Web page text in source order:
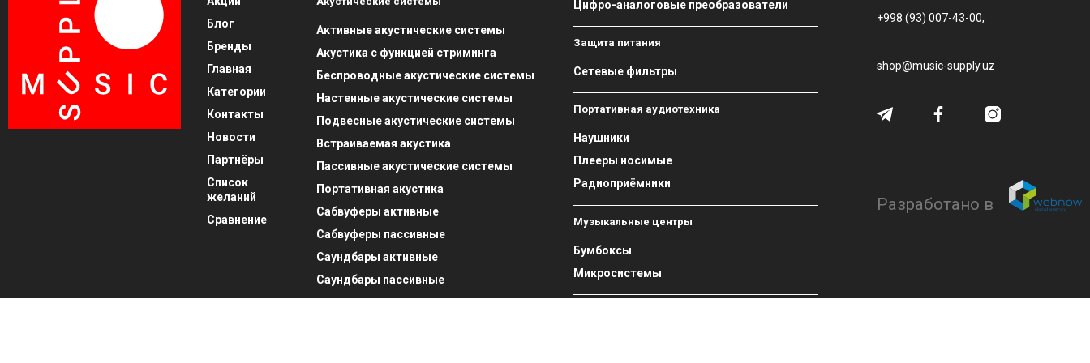
Блог
Бренды
Главная
Категории
Контакты
Новости
Партнёры
Список
желаний
Сравнение
Активные акустические системы
Акустика с функцией стриминга
Беспроводные акустические системы
Настенные акустические системы
Подвесные акустические системы
Встраиваемая акустика
Пассивные акустические системы
Портативная акустика
Сабвуферы активные
Сабвуферы пассивные
Саундбары активные
Саундбары пассивные
Цифро-аналоговые преобразователи
Защита питания
Сетевые фильтры
Портативная аудиотехника
Наушники
Плееры носимые
Радиоприёмники
Музыкальные центры
Бумбоксы
Микросистемы
+998 (93) 007-43-00,
shop@music-supply.uz
Разработано в